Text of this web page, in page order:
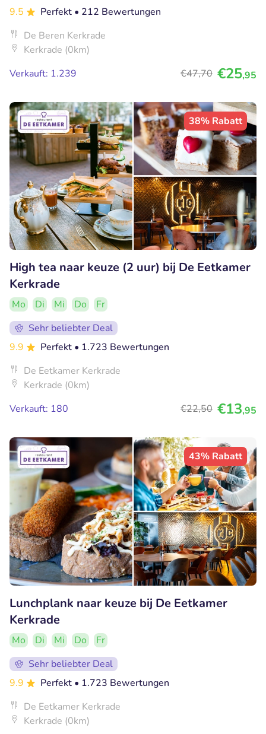
9.5
Perfekt • 212 Bewertungen
De Beren Kerkrade
Kerkrade (0km)
Verkauft: 1.239
€47,70 €25,95
38% Rabatt
High tea naar keuze (2 uur) bij De Eetkamer
Kerkrade
Mo Di Mi Do
Fr
Sehr beliebter Deal
9.9
Perfekt • 1.723 Bewertungen
De Eetkamer Kerkrade
Kerkrade (0km)
Verkauft: 180
€22,50 €13,95
43% Rabatt
Lunchplank naar keuze bij De Eetkamer
Kerkrade
Mo Di Mi Do
Fr
Sehr beliebter Deal
9.9
Perfekt • 1.723 Bewertungen
De Eetkamer Kerkrade
Kerkrade (0km)